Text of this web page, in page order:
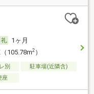
1ヶ月
105.78m2）
別
駐車場(近隣含)
座